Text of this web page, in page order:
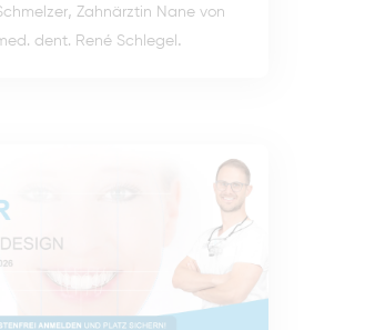
, Zahnärztin Nane von
dent. René Schlegel .